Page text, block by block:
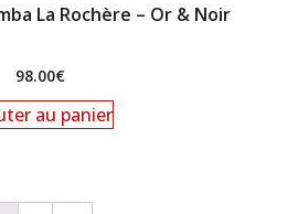
La Rochère – Or & Noir
98.00€
au panier